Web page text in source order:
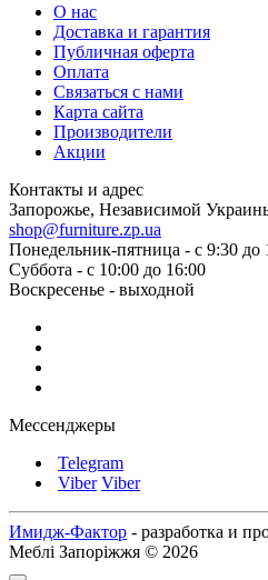
О нас
Доставка и гарантия
Публичная оферта
Оплата
Связаться с нами
Карта сайта
Производители
Акции
Контакты и адрес
Запорожье, Независимой
shop@furniture.zp.ua
Понедельник-пятница - с 9:30 до
Суббота - с 10:00 до 16:00
Воскресенье - выходной
Мессенджеры
Telegram
Viber Viber
Имидж-Фактор - разработка и
Меблі Запоріжжя © 2026